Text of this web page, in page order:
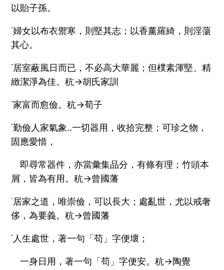
以貽子孫。
˙婦女以布衣禦寒，則堅其志；以香薰羅綺，則淫蕩
其心。
˙居室蔽風日而已，不必高大華麗；但樸素渾堅、精
緻潔淨為佳。秔→胡氏家訓
˙家富而愈儉。秔→荀子
˙勤儉人家氣象‥一切器用，收拾完整；可珍之物，
固應愛惜，
即尋常器件，亦當彙集品分，有條有理；竹頭本
屑，皆為有用。秔→曾國藩
˙居家之道，唯崇儉，可以長大；處亂世，尤以戒奢
侈，為要義。秔→曾國藩
˙人生處世，著一句「苟」字便壞；
一身日用，著一句「苟」字便安。秔→陶覺